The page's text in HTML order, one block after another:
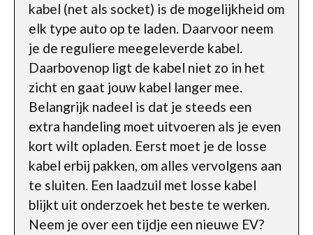
kabel (net als socket) is de mogelijkheid om
elk type auto op te laden. Daarvoor neem
je de reguliere meegeleverde kabel.
Daarbovenop ligt de kabel niet zo in het
zicht en gaat jouw kabel langer mee.
Belangrijk nadeel is dat je steeds een
extra handeling moet uitvoeren als je even
kort wilt opladen. Eerst moet je de losse
kabel erbij pakken, om alles vervolgens aan
te sluiten. Een laadzuil met losse kabel
blijkt uit onderzoek het beste te werken.
Neem je over een tijdje een nieuwe EV?